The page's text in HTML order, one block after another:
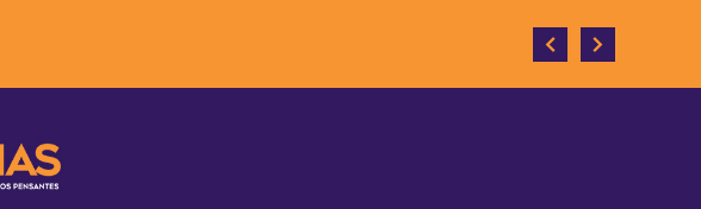
forças em defe